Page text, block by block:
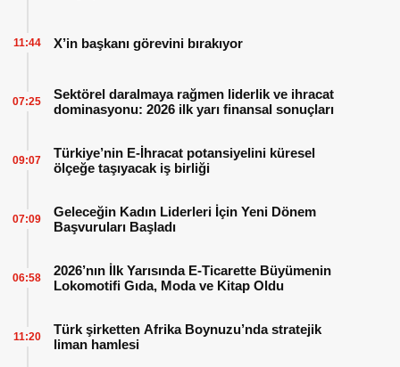
X’in başkanı görevini bırakıyor
11:44
Sektörel daralmaya rağmen liderlik ve ihracat
dominasyonu: 2026 ilk yarı finansal sonuçları
07:25
Türkiye’nin E-İhracat potansiyelini küresel
ölçeğe taşıyacak iş birliği
09:07
Geleceğin Kadın Liderleri İçin Yeni Dönem
Başvuruları Başladı
07:09
2026’nın İlk Yarısında E-Ticarette Büyümenin
Lokomotifi Gıda, Moda ve Kitap Oldu
06:58
Türk şirketten Afrika Boynuzu’nda stratejik
liman hamlesi
11:20